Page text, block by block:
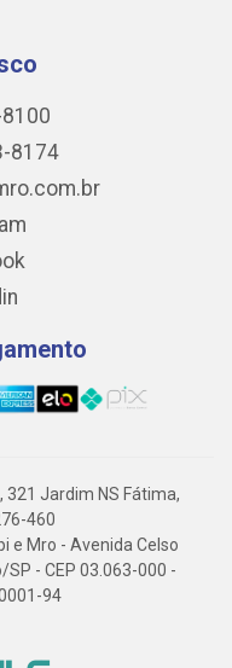
8174
321 Jardim NS Fátima,
460
e Mro - Avenida Celso
- CEP 03.063-000 -
94